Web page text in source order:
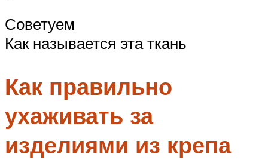
Советуем
Как называется эта ткань
Как правильно
ухаживать за
изделиями из крепа